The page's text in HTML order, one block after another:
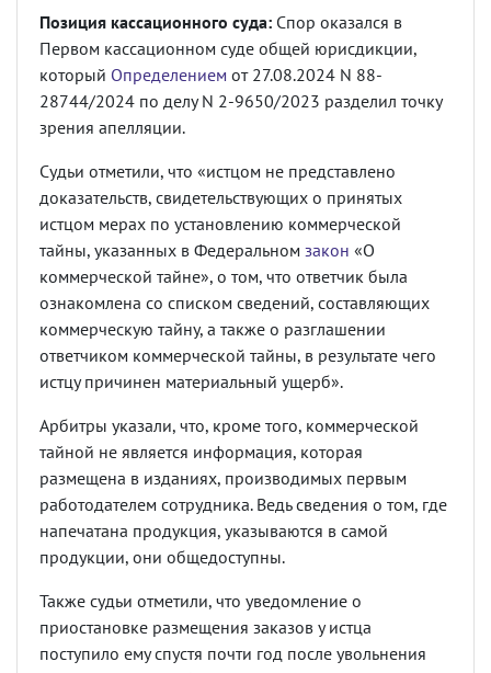
Позиция кассационного суда: Спор оказался в
Первом кассационном суде общей юрисдикции,
который Определением от 27.08.2024 N 88-
28744/2024 по делу N 2-9650/2023 разделил точку
зрения апелляции.
Судьи отметили, что «истцом не представлено
доказательств, свидетельствующих о принятых
истцом мерах по установлению коммерческой
тайны, указанных в Федеральном закон «О
коммерческой тайне», о том, что ответчик была
ознакомлена со списком сведений, составляющих
коммерческую тайну, а также о разглашении
ответчиком коммерческой тайны, в результате чего
истцу причинен материальный ущерб».
Арбитры указали, что, кроме того, коммерческой
тайной не является информация, которая
размещена в изданиях, производимых первым
работодателем сотрудника. Ведь сведения о том, где
напечатана продукция, указываются в самой
продукции, они общедоступны.
Также судьи отметили, что уведомление о
приостановке размещения заказов у истца
поступило ему спустя почти год после увольнения